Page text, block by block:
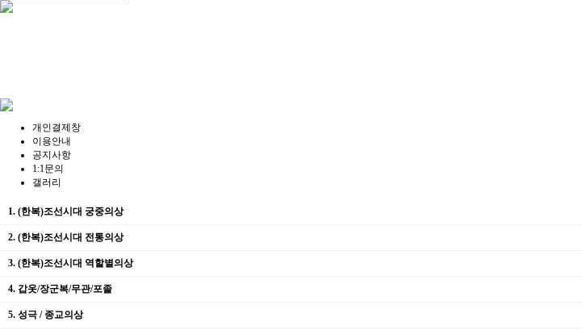
개인결제창
이용안내
공지사항
1:1문의
갤러리
1. (한복)조선시대 궁중의상
2. (한복)조선시대 전통의상
3. (한복)조선시대 역할별의상
4. 갑옷/장군복/무관/포졸
5. 성극 / 종교의상